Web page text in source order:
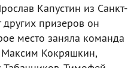
Капустин из Санкт-
других призеров он
место заняла команда
Кокряшкин,